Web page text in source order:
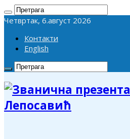
Четвртак, 6.август 2026
Контакти
English
Лепосавић